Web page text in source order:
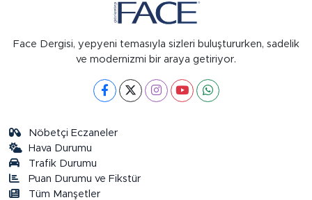
Face Dergisi, yepyeni temasıyla sizleri buluştururken, sadelik
ve modernizmi bir araya getiriyor.
Nöbetçi Eczaneler
Hava Durumu
Trafik Durumu
Puan Durumu ve Fikstür
Tüm Manşetler